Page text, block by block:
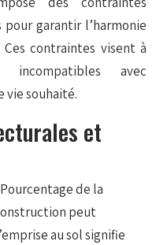
garantir l’harmonie
contraintes visent à
avec
vie souhaité.
et
de la
peut
au sol signifie